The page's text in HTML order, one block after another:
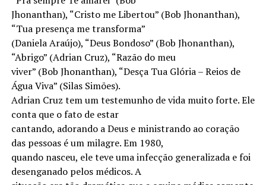
Jhonanthan), “Cristo me Libertou” (Bob Jhonanthan),
“Tua presença me transforma”
(Daniela Araújo), “Deus Bondoso” (Bob Jhonanthan),
“Abrigo” (Adrian Cruz), “Razão do meu
viver” (Bob Jhonanthan), “Desça Tua Glória – Reios de
Água Viva” (Silas Simões).
Adrian Cruz tem um testemunho de vida muito forte. Ele
conta que o fato de estar
cantando, adorando a Deus e ministrando ao coração
das pessoas é um milagre. Em 1980,
quando nasceu, ele teve uma infecção generalizada e foi
desenganado pelos médicos. A